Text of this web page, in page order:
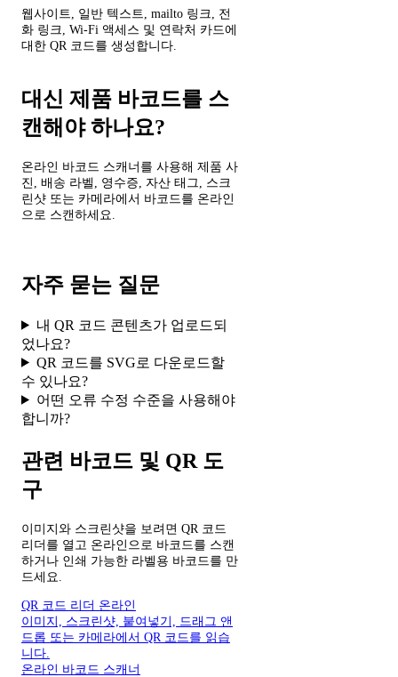
웹사이트, 일반 텍스트, mailto 링크, 전
화 링크, Wi-Fi 액세스 및 연락처 카드에
대한 QR 코드를 생성합니다.
대신 제품 바코드를 스
캔해야 하나요?
온라인 바코드 스캐너를 사용해 제품 사
진, 배송 라벨, 영수증, 자산 태그, 스크
린샷 또는 카메라에서 바코드를 온라인
으로 스캔하세요.
자주 묻는 질문
내 QR 코드 콘텐츠가 업로드되
었나요?
QR 코드를 SVG로 다운로드할
수 있나요?
어떤 오류 수정 수준을 사용해야
합니까?
관련 바코드 및 QR 도
구
이미지와 스크린샷을 보려면 QR 코드
리더를 열고 온라인으로 바코드를 스캔
하거나 인쇄 가능한 라벨용 바코드를 만
드세요.
QR 코드 리더 온라인
이미지, 스크린샷, 붙여넣기, 드래그 앤
드롭 또는 카메라에서 QR 코드를 읽습
니다.
온라인 바코드 스캐너